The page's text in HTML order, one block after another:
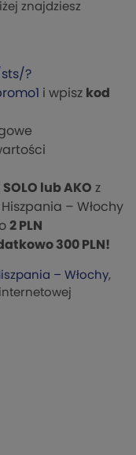
znajdziesz
?
i wpisz kod
lub AKO z
– Włochy
2 PLN
300 PLN!
– Włochy,